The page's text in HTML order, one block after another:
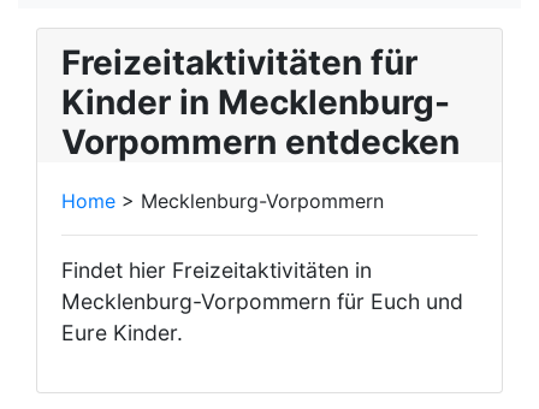
Freizeitaktivitäten für
Kinder in Mecklenburg-
Vorpommern entdecken
Home > Mecklenburg-Vorpommern
Findet hier Freizeitaktivitäten in
Mecklenburg-Vorpommern für Euch und
Eure Kinder.